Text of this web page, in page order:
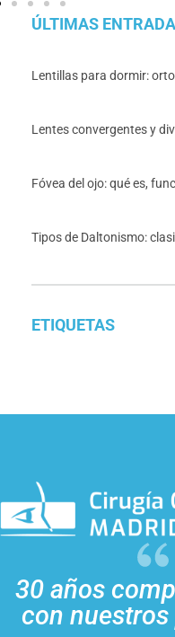
ÚLTIMAS
Lentillas para dormir:
Lentes convergentes y
Fóvea del ojo: qué es,
Tipos de Daltonismo:
ETIQUETAS
30 años
con